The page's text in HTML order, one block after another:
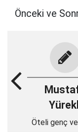
Önceki ve
Öteli genç